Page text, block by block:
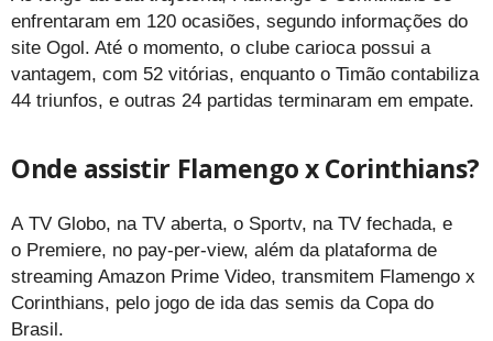
enfrentaram em 120 ocasiões, segundo informações do
site Ogol. Até o momento, o clube carioca possui a
vantagem, com 52 vitórias, enquanto o Timão contabiliza
44 triunfos, e outras 24 partidas terminaram em empate.
Onde assistir Flamengo x Corinthians?
A TV Globo, na TV aberta, o Sportv, na TV fechada, e
o Premiere, no pay-per-view, além da plataforma de
streaming Amazon Prime Video, transmitem Flamengo x
Corinthians, pelo jogo de ida das semis da Copa do
Brasil.